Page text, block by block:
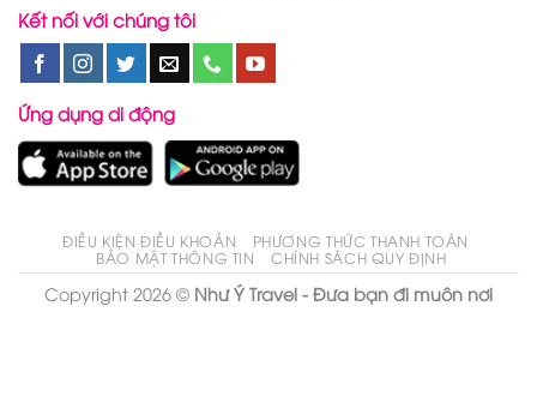
Kết nối với chúng tôi
Ứng dụng di động
ĐIỀU KIỆN ĐIỀU KHOẢN
PHƯƠNG THỨC THANH TOÁN
BẢO MẬT THÔNG TIN
CHÍNH SÁCH QUY ĐỊNH
Copyright 2026 © Như Ý Travel - Đưa bạn đi muôn nơi